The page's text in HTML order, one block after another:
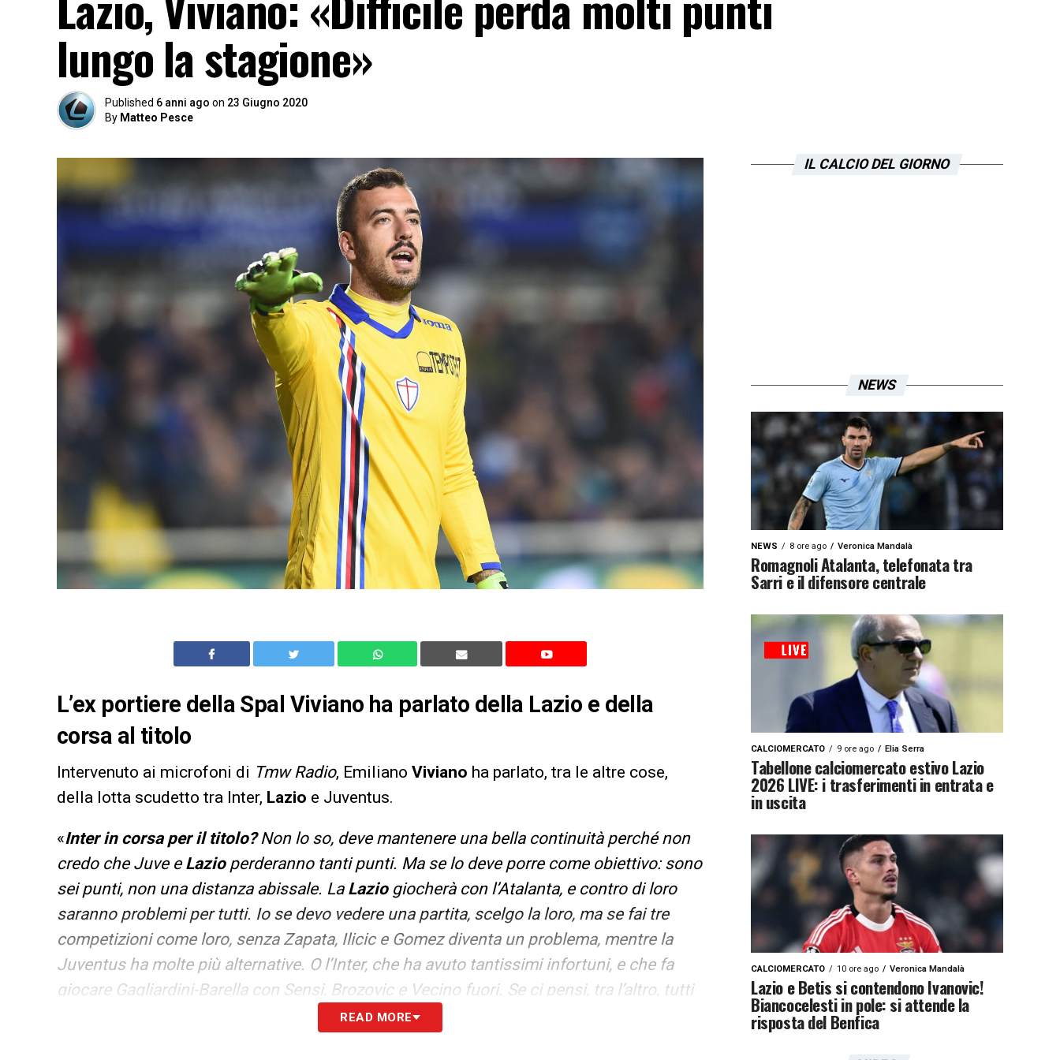
lungo la stagione»
Published 6 anni ago on 23 Giugno 2020
By Matteo Pesce
L’ex portiere della Spal Viviano ha parlato della Lazio e della
corsa al titolo
Intervenuto ai microfoni di Tmw Radio, Emiliano Viviano ha parlato, tra le altre cose,
della lotta scudetto tra Inter, Lazio e Juventus.
«Inter in corsa per il titolo?Non lo so, deve mantenere una bella continuità perché non
credo che Juve e Lazioperderanno tanti punti. Ma se lo deve porre come obiettivo: sono
sei punti, non una distanza abissale. La Laziogiocherà con l’Atalanta, e contro di loro
saranno problemi per tutti. Io se devo vedere una partita, scelgo la loro, ma se fai tre
competizioni come loro, senza Zapata, Ilicic e Gomez diventa un problema, mentre la
Juventus ha molte più alternative. O l’Inter, che ha avuto tantissimi infortuni, e che fa
giocare Gagliardini-Barella con Sensi, Brozovic e Vecino fuori. Se ci pensi, tra l’altro, tutti
READ MORE
IL CALCIO DEL GIORNO
NEWS
NEWS 8 ore ago Veronica Mandalà
Romagnoli Atalanta, telefonata tra
Sarri e il difensore centrale
CALCIOMERCATO 9 ore ago Elia Serra
Tabellone calciomercato estivo Lazio
2026 LIVE: i trasferimenti in entrata e
in uscita
CALCIOMERCATO 10 ore ago Veronica Mandalà
Lazio e Betis si contendono Ivanovic!
Biancocelesti in pole: si attende la
risposta del Benfica